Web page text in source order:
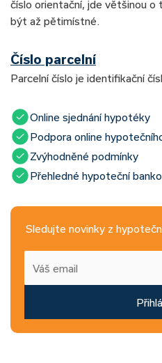
číslo orientační, jde většinou o
být až pětimístné.
Číslo parcelní
Parcelní číslo je identifikační
Online sjednání hypotéky
Podpora online
Zvýhodněné podmínky
Přehledné hypoteční
Sledujte novinky z